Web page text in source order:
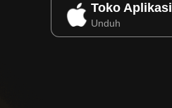
Toko Aplikasi
Unduh